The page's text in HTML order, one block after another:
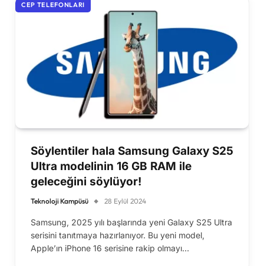
CEP TELEFONLARI
Söylentiler hala Samsung Galaxy S25
Ultra modelinin 16 GB RAM ile
geleceğini söylüyor!
Teknoloji Kampüsü 28 Eylül 2024
Samsung, 2025 yılı başlarında yeni Galaxy S25 Ultra
serisini tanıtmaya hazırlanıyor. Bu yeni model,
Apple’ın iPhone 16 serisine rakip olmayı…